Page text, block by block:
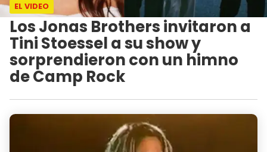
EL VIDEO
Los Jonas Brothers invitaron a
Tini Stoessel a su show y
sorprendieron con un himno
de Camp Rock